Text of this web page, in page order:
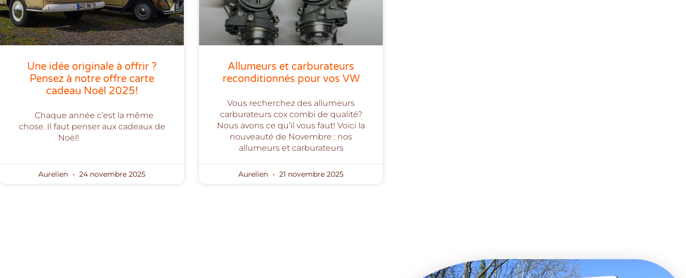
Une idée originale à offrir ?
Pensez à notre offre carte
cadeau Noël 2025!
Chaque année c’est la même
chose. Il faut penser aux cadeaux de
Noël!
Aurelien 24 novembre 2025
Allumeurs et carburateurs
reconditionnés pour vos VW
Vous recherchez des allumeurs
carburateurs cox combi de qualité?
Nous avons ce qu’il vous faut! Voici la
nouveauté de Novembre : nos
allumeurs et carburateurs
Aurelien 21 novembre 2025